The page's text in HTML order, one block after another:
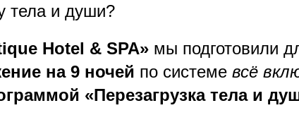
тела и души?
Hotel & SPA» мы подготовили
на 9 ночей по системе всё
«Перезагрузка тела и